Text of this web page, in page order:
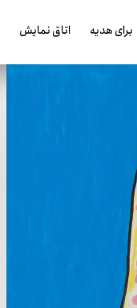
برای هدیه اتاق نمایش